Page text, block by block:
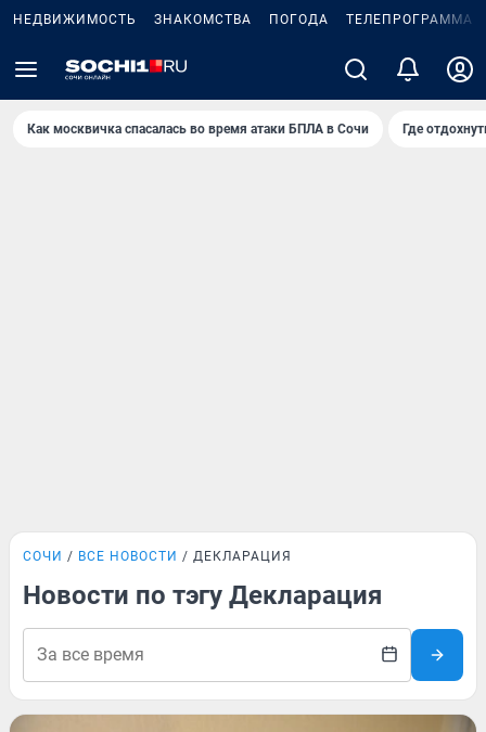
НЕДВИЖИМОСТЬ ЗНАКОМСТВА ПОГОДА ТЕЛЕПРОГРАММА
Как москвичка спасалась во время атаки БПЛА в Сочи Где
СОЧИ ВСЕ НОВОСТИ ДЕКЛАРАЦИЯ
Новости по тэгу Декларация